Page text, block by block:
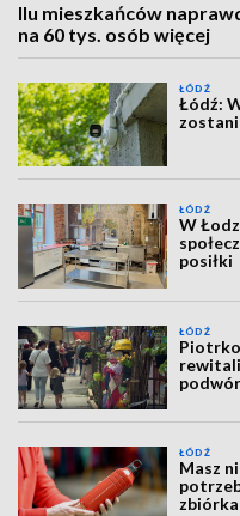
Ilu mieszkańców
na 60 tys. osób więcej
ŁÓDŹ
Łódź:
ŁÓDŹ
W
posiłki
ŁÓDŹ
ŁÓDŹ
Masz
zbiórka